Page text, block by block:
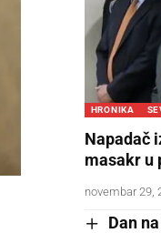
HRONIKA
Napadač
masakr u
novembar 29,
Dan